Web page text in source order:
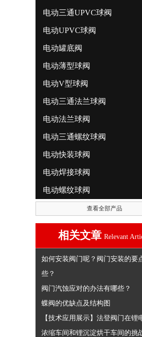
电动三通UPVC球阀
电动UPVC球阀
电动罐底阀
电动薄型球阀
电动V型球阀
电动三通法兰球阀
电动法兰球阀
电动三通螺纹球阀
电动快装球阀
电动焊接球阀
电动螺纹球阀
查看全部产品
相关文章 Relevant
如何安装阀门呢？阀门安装的要
些？
阀门汽蚀应对的办法有哪些？
蝶阀的优缺点及结构图
【技术应用展示】法登阀门在锂
浓缩车间和锂沉淀烘干车间的挑